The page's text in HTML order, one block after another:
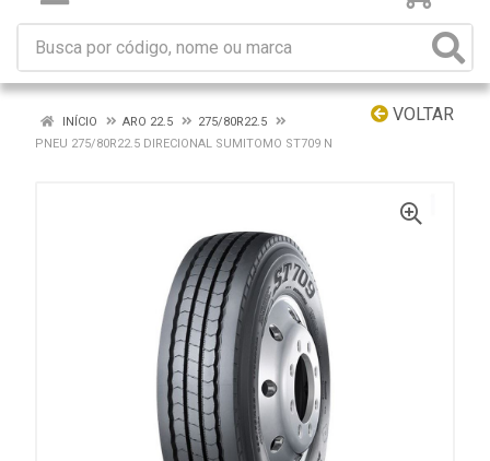
VOLTAR
INÍCIO ARO 22.5
275/80R22.5
PNEU 275/80R22.5 DIRECIONAL SUMITOMO ST709 N